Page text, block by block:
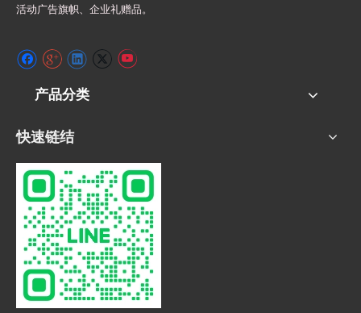
活动广告旗帜、 企业礼赠品。
产品分类
快速链结